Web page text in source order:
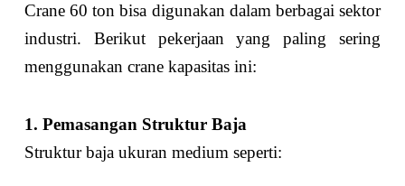
Crane 60 ton bisa digunakan dalam berbagai sektor
industri. Berikut pekerjaan yang paling sering
menggunakan crane kapasitas ini:
1. Pemasangan Struktur Baja
Struktur baja ukuran medium seperti: